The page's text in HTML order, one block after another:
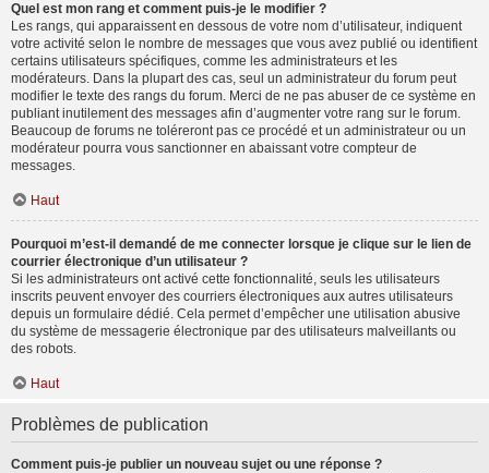
Quel est mon rang et comment puis-je le modifier ?
Les rangs, qui apparaissent en dessous de votre nom d’utilisateur, indiquent
votre activité selon le nombre de messages que vous avez publié ou identifient
certains utilisateurs spécifiques, comme les administrateurs et les
modérateurs. Dans la plupart des cas, seul un administrateur du forum peut
modifier le texte des rangs du forum. Merci de ne pas abuser de ce système en
publiant inutilement des messages afin d’augmenter votre rang sur le forum.
Beaucoup de forums ne toléreront pas ce procédé et un administrateur ou un
modérateur pourra vous sanctionner en abaissant votre compteur de
messages.
Haut
Pourquoi m’est-il demandé de me connecter lorsque je clique sur le lien de
courrier électronique d’un utilisateur ?
Si les administrateurs ont activé cette fonctionnalité, seuls les utilisateurs
inscrits peuvent envoyer des courriers électroniques aux autres utilisateurs
depuis un formulaire dédié. Cela permet d’empêcher une utilisation abusive
du système de messagerie électronique par des utilisateurs malveillants ou
des robots.
Haut
Problèmes de publication
Comment puis-je publier un nouveau sujet ou une réponse ?